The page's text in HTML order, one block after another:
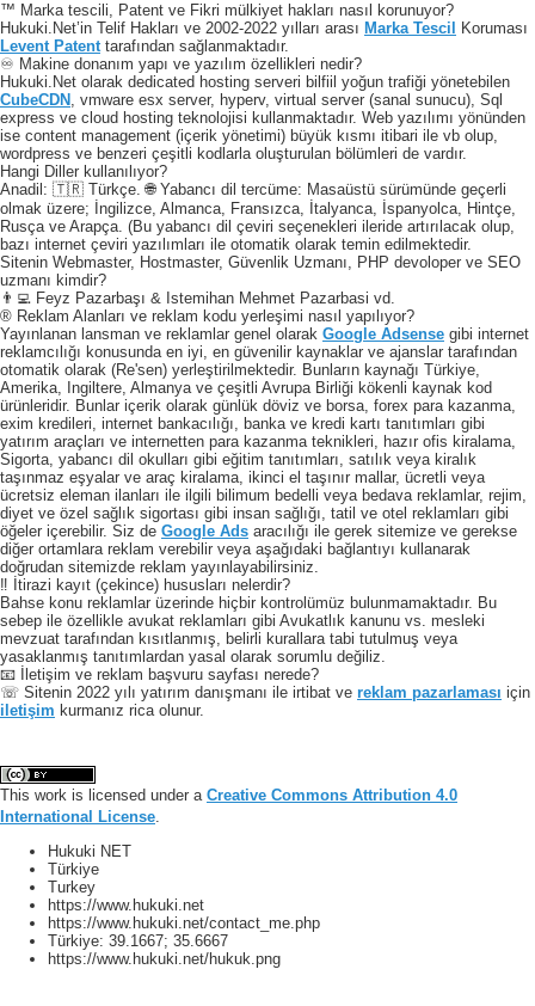
™ Marka tescili, Patent ve Fikri mülkiyet hakları nasıl korunuyor?
Hukuki.Net’in Telif Hakları ve 2002-2022 yılları arası Marka Tescil
Koruması
Levent Patenttarafından sağlanmaktadır.
♾️ Makine donanım yapı ve yazılım özellikleri nedir?
Hukuki.Net olarak dedicated hosting serveri bilfiil yoğun trafiği yönetebilen
CubeCDN , vmware esx server, hyperv, virtual server (sanal sunucu), Sql
express ve cloud hosting teknolojisi kullanmaktadır. Web yazılımı yönünden
ise content management (içerik yönetimi) büyük kısmı itibari ile vb olup,
wordpress ve benzeri çeşitli kodlarla oluşturulan bölümleri de vardır.
Hangi Diller kullanılıyor?
Anadil: 🇹🇷 Türkçe. 🌐 Yabancı dil tercüme: Masaüstü sürümünde geçerli
olmak üzere; İngilizce, Almanca, Fransızca, İtalyanca, İspanyolca, Hintçe,
Rusça ve Arapça. (Bu yabancı dil çeviri seçenekleri ileride artırılacak olup,
bazı internet çeviri yazılımları ile otomatik olarak temin edilmektedir.
Sitenin Webmaster, Hostmaster, Güvenlik Uzmanı, PHP devoloper ve SEO
uzmanı kimdir?
👨‍💻 Feyz Pazarbaşı & Istemihan Mehmet Pazarbasi vd.
® Reklam Alanları ve reklam kodu yerleşimi nasıl yapılıyor?
Yayınlanan lansman ve reklamlar genel olarak Google Adsense gibi internet
reklamcılığı konusunda en iyi, en güvenilir kaynaklar ve ajanslar tarafından
otomatik olarak (Re'sen) yerleştirilmektedir. Bunların kaynağı Türkiye,
Amerika, Ingiltere, Almanya ve çeşitli Avrupa Birliği kökenli kaynak kod
ürünleridir. Bunlar içerik olarak günlük döviz ve borsa, forex para kazanma,
exim kredileri, internet bankacılığı, banka ve kredi kartı tanıtımları gibi
yatırım araçları ve internetten para kazanma teknikleri, hazır ofis kiralama,
Sigorta, yabancı dil okulları gibi eğitim tanıtımları, satılık veya kiralık
taşınmaz eşyalar ve araç kiralama, ikinci el taşınır mallar, ücretli veya
ücretsiz eleman ilanları ile ilgili bilimum bedelli veya bedava reklamlar, rejim,
diyet ve özel sağlık sigortası gibi insan sağlığı, tatil ve otel reklamları gibi
öğeler içerebilir. Siz de Google Ads aracılığı ile gerek sitemize ve gerekse
diğer ortamlara reklam verebilir veya aşağıdaki bağlantıyı kullanarak
doğrudan sitemizde reklam yayınlayabilirsiniz.
‼️ İtirazi kayıt (çekince) hususları nelerdir?
Bahse konu reklamlar üzerinde hiçbir kontrolümüz bulunmamaktadır. Bu
sebep ile özellikle avukat reklamları gibi Avukatlık kanunu vs. mesleki
mevzuat tarafından kısıtlanmış, belirli kurallara tabi tutulmuş veya
yasaklanmış tanıtımlardan yasal olarak sorumlu değiliz.
📧 İletişim ve reklam başvuru sayfası nerede?
☏ Sitenin 2022 yılı yatırım danışmanı ile irtibat ve reklam pazarlaması için
iletişim kurmanız rica olunur.
This work is licensed under a Creative Commons Attribution 4.0
International License.
Hukuki NET
Türkiye
Turkey
https://www.hukuki.net
https://www.hukuki.net/contact_me.php
Türkiye: 39.1667; 35.6667
https://www.hukuki.net/hukuk.png